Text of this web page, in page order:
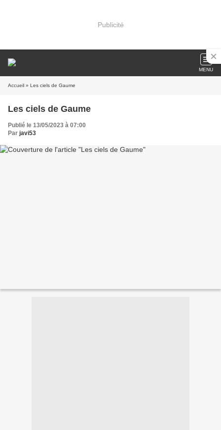
Publicité
MENU
Accueil » Les ciels de Gaume
Les ciels de Gaume
Publié le 13/05/2023 à 07:00
Par javi53